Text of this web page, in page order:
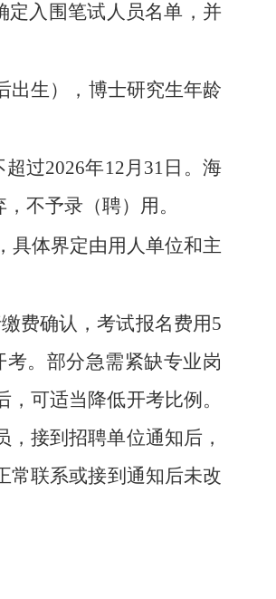
定入围笔试人员名单，并
出生），博士研究生年龄
过2026年12月31日。海
不予录（聘）用。
具体界定由用人单位和主
费确认，考试报名费用5
。部分急需紧缺专业岗
可适当降低开考比例。
接到招聘单位通知后，
常联系或接到通知后未改